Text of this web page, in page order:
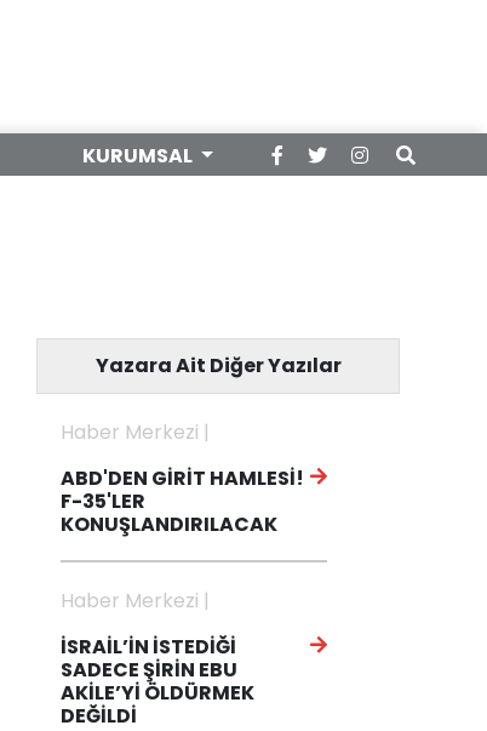
KURUMSAL
Yazara Ait Diğer Yazılar
Haber Merkezi |
ABD'DEN GİRİT HAMLESİ!
F-35'LER
KONUŞLANDIRILACAK
Haber Merkezi |
İSRAİL’İN İSTEDİĞİ
SADECE ŞİRİN EBU
AKİLE’Yİ ÖLDÜRMEK
DEĞİLDİ